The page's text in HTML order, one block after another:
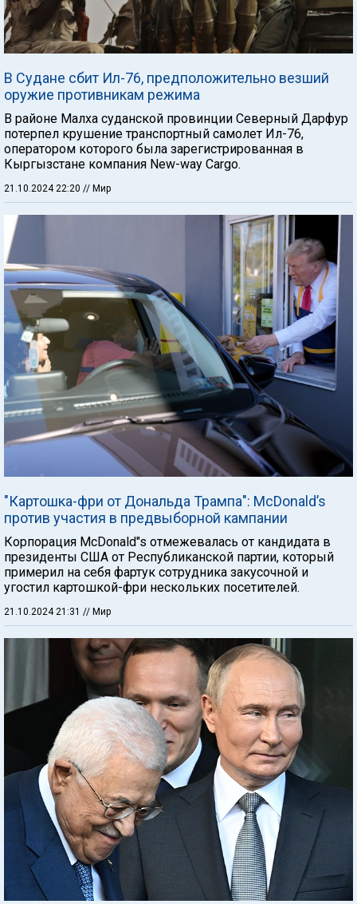
В Судане сбит Ил-76, предположительно везший
оружие противникам режима
В районе Малха суданской провинции Северный Дарфур
потерпел крушение транспортный самолет Ил-76,
оператором которого была зарегистрированная в
Кыргызстане компания New-way Cargo.
21.10.2024 22:20 // Мир
"Картошка-фри от Дональда Трампа": McDonald’s
против участия в предвыборной кампании
Корпорация McDonald"s отмежевалась от кандидата в
президенты США от Республиканской партии, который
примерил на себя фартук сотрудника закусочной и
угостил картошкой-фри нескольких посетителей.
21.10.2024 21:31 // Мир